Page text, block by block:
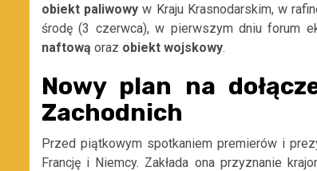
obiekt paliwowy w Kraju Krasnodarskim, w
środę (3 czerwca), w pierwszym dniu forum
naftową oraz obiekt wojskowy.
Nowy plan na
Zachodnich
Przed piątkowym spotkaniem premierów i
Francję i Niemcy. Zakłada ona przyznanie